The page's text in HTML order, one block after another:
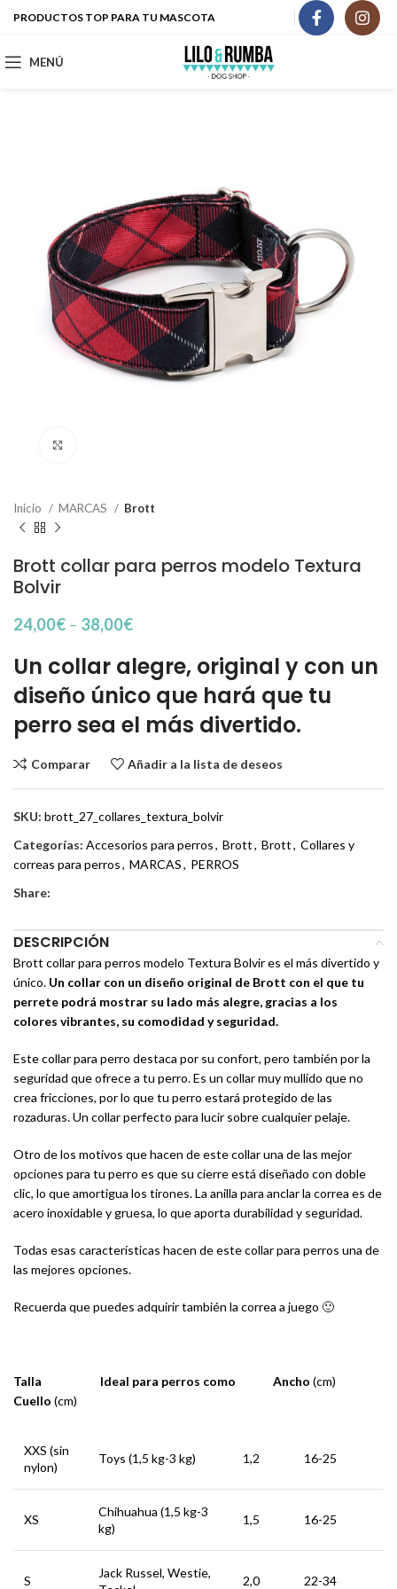
PRODUCTOS TOP PARA TU MASCOTA
MENÚ
Inicio MARCAS Brott
Brott collar para perros modelo Textura
Bolvir
24,00€ – 38,00€
Un collar alegre, original y con un
diseño único que hará que tu
perro sea el más divertido.
Comparar Añadir a la lista de deseos
SKU: brott_27_collares_textura_bolvir
Categorías: Accesorios para perros, Brott, Brott, Collares y
correas para perros, MARCAS, PERROS
Share:
DESCRIPCIÓN
Brott collar para perros modelo Textura Bolvir es el más divertido y
único. Un collar con un diseño original de Brott con el que tu
perrete podrá mostrar su lado más alegre, gracias a los
colores vibrantes, su comodidad y seguridad.
Este collar para perro destaca por su confort, pero también por la
seguridad que ofrece a tu perro. Es un collar muy mullido que no
crea fricciones, por lo que tu perro estará protegido de las
rozaduras. Un collar perfecto para lucir sobre cualquier pelaje.
Otro de los motivos que hacen de este collar una de las mejor
opciones para tu perro es que su cierre está diseñado con doble
clic, lo que amortigua los tirones. La anilla para anclar la correa es de
acero inoxidable y gruesa, lo que aporta durabilidad y seguridad.
Todas esas características hacen de este collar para perros una de
las mejores opciones.
Recuerda que puedes adquirir también la correa a juego 🙂
Talla Ideal para perros como Ancho (cm)
Cuello (cm)
XXS (sin
nylon)
Toys (1,5 kg-3 kg) 1,2 16-25
XS
Chihuahua (1,5 kg-3
kg)
1,5 16-25
S
Jack Russel, Westie,
2,0 22-34